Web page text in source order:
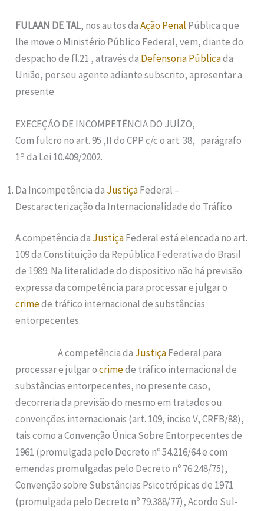
FULAAN DE TAL, nos autos daAção Penal Pública que
lhe move o Ministério Público Federal, vem, diante do
despacho de fl.21 , através da Defensoria Públicada
União, por seu agente adiante subscrito, apresentar a
presente
EXECEÇÃO DE INCOMPETÊNCIA DO JUÍZO,
Com fulcro no art. 95 ,II do CPP c/c o art. 38, parágrafo
1o da Lei 10.409/2002.
Da Incompetência da JustiçaFederal –
Descaracterização da Internacionalidade do Tráfico
A competência da JustiçaFederal está elencada no art.
109 da Constituição da República Federativa do Brasil
de 1989. Na literalidade do dispositivo não há previsão
expressa da competência para processar e julgar o
crimede tráfico internacional de substâncias
entorpecentes.
A competência da JustiçaFederal para
processar e julgar ocrimede tráfico internacional de
substâncias entorpecentes, no presente caso,
decorreria da previsão do mesmo em tratados ou
convenções internacionais (art. 109, inciso V, CRFB/88),
tais como a Convenção Única Sobre Entorpecentes de
1961 (promulgada pelo Decreto nº 54.216/64 e com
emendas promulgadas pelo Decreto nº 76.248/75),
Convenção sobre Substâncias Psicotrópicas de 1971
(promulgada pelo Decreto nº 79.388/77), Acordo Sul-